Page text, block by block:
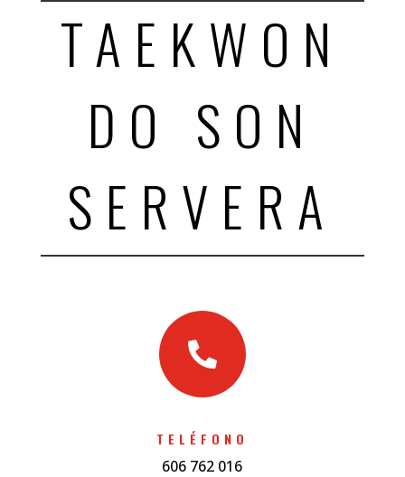
TAEKWON
DO SON
SERVERA

TELÉFONO
606 762 016